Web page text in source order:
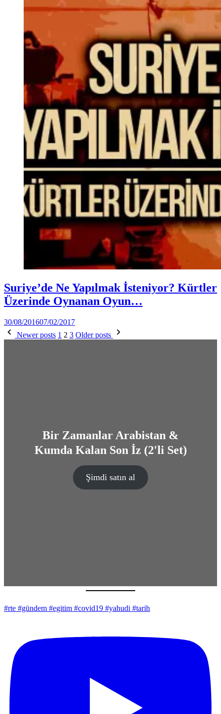
Posted
in
Dünya
(Video)
Suriye’de Ne Yapılmak İsteniyor? Kürtler
Üzerinde Oynanan Oyun…
by
DerinDunya
30/08/201607/02/2017
YazıNewer posts 1 2 3 Older posts
Bir Zamanlar Arabistan &
Kumda Kalan Son İz (2'li Set)
Şimdi satın al
#rte #gündem #egitim #covid19 #yahudi #tarih